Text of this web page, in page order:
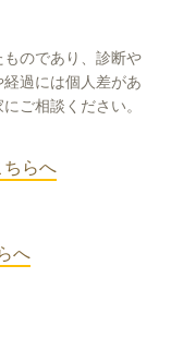
のであり、診断や
過には個人差があ
ご相談ください。
ちらへ
へ